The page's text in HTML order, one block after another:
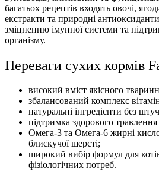
багатьох рецептів входять овочі,
екстракти та природні
зміцненню імунної системи та
організму.
Переваги сухих кормів
високий вміст якісного
збалансований комплекс
натуральні інгредієнти без
підтримка здорового травлення
Омега-3 та Омега-6 жирні
блискучої шерсті;
широкий вибір формул для
фізіологічних потреб.